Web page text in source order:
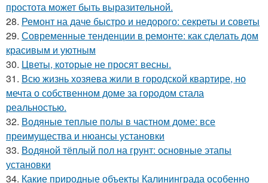
простота может быть выразительной.
28. Ремонт на даче быстро и недорого: секреты и советы
29. Современные тенденции в ремонте: как сделать дом
красивым и уютным
30. Цветы, которые не просят весны.
31. Всю жизнь хозяева жили в городской квартире, но
мечта о собственном доме за городом стала
реальностью.
32. Водяные теплые полы в частном доме: все
преимущества и нюансы установки
33. Водяной тёплый пол на грунт: основные этапы
установки
34. Какие природные объекты Калининграда особенно